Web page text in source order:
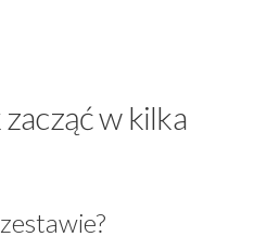
w kilka